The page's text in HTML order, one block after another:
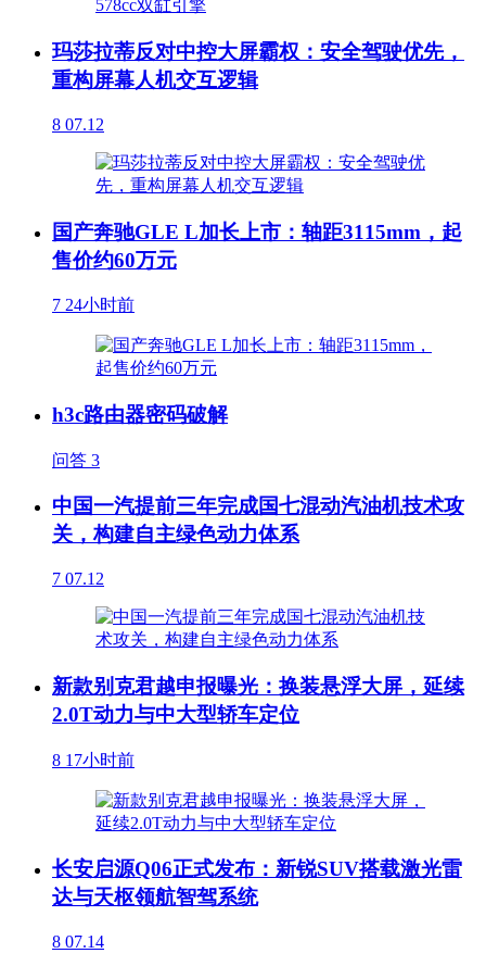
玛莎拉蒂反对中控大屏霸权：安全驾驶优先，
重构屏幕人机交互逻辑
8 07.12
国产奔驰GLE L加长上市：轴距3115mm，起
售价约60万元
7 24小时前
h3c路由器密码破解
问答 3
中国一汽提前三年完成国七混动汽油机技术攻
关，构建自主绿色动力体系
7 07.12
新款别克君越申报曝光：换装悬浮大屏，延续
2.0T动力与中大型轿车定位
8 17小时前
长安启源Q06正式发布：新锐SUV搭载激光雷
达与天枢领航智驾系统
8 07.14